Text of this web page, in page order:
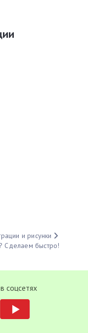
и рисунки
Сделаем быстро!
соцсетях